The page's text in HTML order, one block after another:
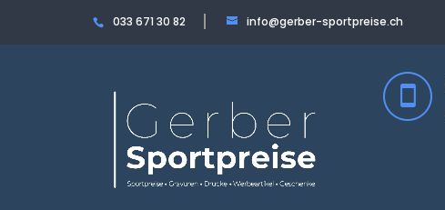
033 671 30 82 info@gerber-sportpreise.ch